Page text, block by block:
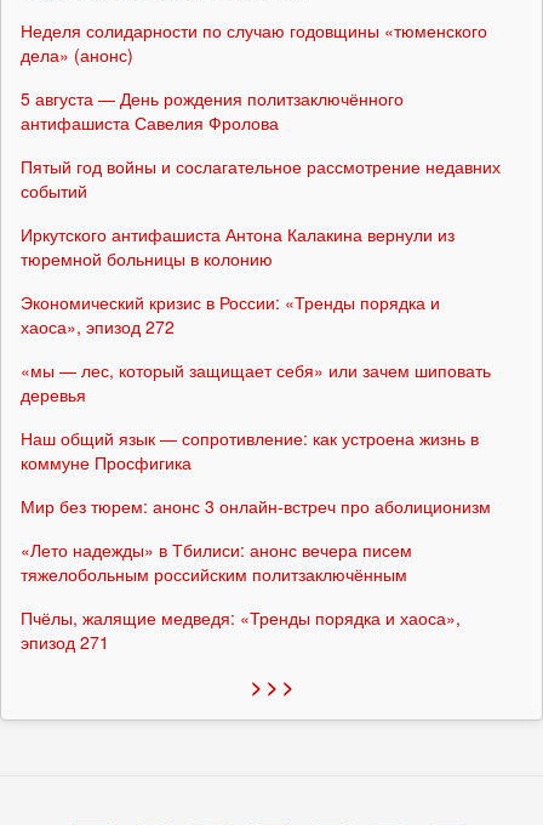
Неделя солидарности по случаю годовщины «тюменского
дела» (анонс)
5 августа — День рождения политзаключённого
антифашиста Савелия Фролова
Пятый год войны и сослагательное рассмотрение недавних
событий
Иркутского антифашиста Антона Калакина вернули из
тюремной больницы в колонию
Экономический кризис в России: «Тренды порядка и
хаоса», эпизод 272
«мы — лес, который защищает себя» или зачем шиповать
деревья
Наш общий язык — сопротивление: как устроена жизнь в
коммуне Просфигика
Мир без тюрем: анонс 3 онлайн-встреч про аболиционизм
«Лето надежды» в Тбилиси: анонс вечера писем
тяжелобольным российским политзаключённым
Пчёлы, жалящие медведя: «Тренды порядка и хаоса»,
эпизод 271
> > >